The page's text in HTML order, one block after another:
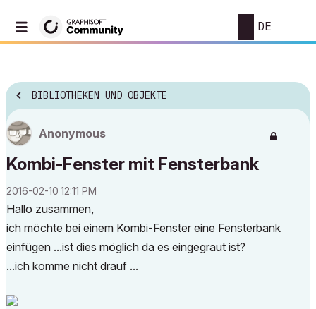
DE
BIBLIOTHEKEN UND OBJEKTE
Anonymous
Kombi-Fenster mit Fensterbank
‎2016-02-10 12:11 PM
Hallo zusammen,
ich möchte bei einem Kombi-Fenster eine Fensterbank
einfügen ...ist dies möglich da es eingegraut ist?
...ich komme nicht drauf ...